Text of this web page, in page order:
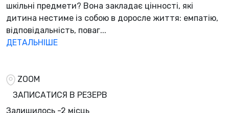
шкільні предмети? Вона закладає цінності, які
дитина нестиме із собою в доросле життя: емпатію,
відповідальність, поваг...
ДЕТАЛЬНІШЕ
ZOOM
ЗАПИСАТИСЯ В РЕЗЕРВ
Залишилось -2 місць